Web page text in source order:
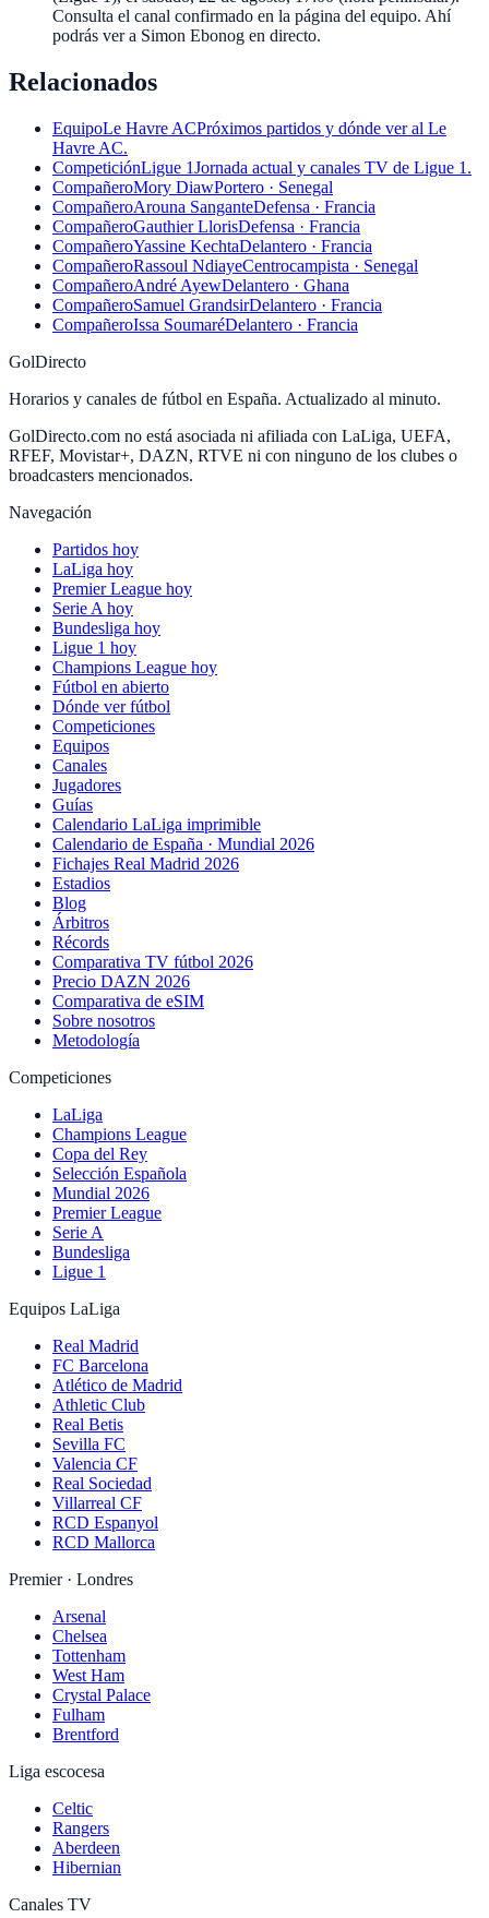
Consulta el canal confirmado en la página del equipo. Ahí
podrás ver a Simon Ebonog en directo.
Relacionados
EquipoLe Havre ACPróximos partidos y dónde ver al Le
Havre AC.
CompeticiónLigue 1Jornada actual y canales TV de Ligue 1.
CompañeroMory DiawPortero · Senegal
CompañeroArouna SanganteDefensa · Francia
CompañeroGauthier LlorisDefensa · Francia
CompañeroYassine KechtaDelantero · Francia
CompañeroRassoul NdiayeCentrocampista · Senegal
CompañeroAndré AyewDelantero · Ghana
CompañeroSamuel GrandsirDelantero · Francia
CompañeroIssa SoumaréDelantero · Francia
GolDirecto
Horarios y canales de fútbol en España. Actualizado al minuto.
GolDirecto.com no está asociada ni afiliada con LaLiga, UEFA,
RFEF, Movistar+, DAZN, RTVE ni con ninguno de los clubes o
broadcasters mencionados.
Navegación
Partidos hoy
LaLiga hoy
Premier League hoy
Serie A hoy
Bundesliga hoy
Ligue 1 hoy
Champions League hoy
Fútbol en abierto
Dónde ver fútbol
Competiciones
Equipos
Canales
Jugadores
Guías
Calendario LaLiga imprimible
Calendario de España · Mundial 2026
Fichajes Real Madrid 2026
Estadios
Blog
Árbitros
Récords
Comparativa TV fútbol 2026
Precio DAZN 2026
Comparativa de eSIM
Sobre nosotros
Metodología
Competiciones
LaLiga
Champions League
Copa del Rey
Selección Española
Mundial 2026
Premier League
Serie A
Bundesliga
Ligue 1
Equipos LaLiga
Real Madrid
FC Barcelona
Atlético de Madrid
Athletic Club
Real Betis
Sevilla FC
Valencia CF
Real Sociedad
Villarreal CF
RCD Espanyol
RCD Mallorca
Premier · Londres
Arsenal
Chelsea
Tottenham
West Ham
Crystal Palace
Fulham
Brentford
Liga escocesa
Celtic
Rangers
Aberdeen
Hibernian
Canales TV